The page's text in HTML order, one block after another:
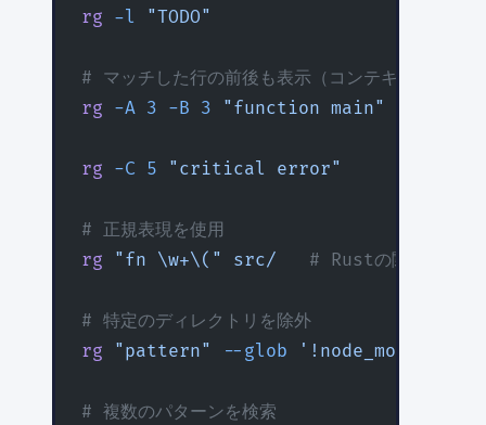
rg -l "TODO"
# マッチした行の前後も表示（コンテキスト）
rg -A 3 -B 3 "function main"
rg -C 5 "critical error"
# 正規表現を使用
rg "fn \w+\(" src/
# Rustの関数定義を
# 特定のディレクトリを除外
rg "pattern" --glob '!node_modules/
# 複数のパターンを検索